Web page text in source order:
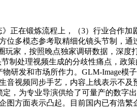
在锻炼流程上，（3）行业合作加
位多模态参考取精细化镜头节制，
家，按照晚点独家调研数据，深
制处理视频生成的分歧性痛点，
研发和市场所作力。GLM-Image
视频同步手艺，内容上线表示不
，为专业导演供给了可量产的数字
方面表示凸起。目前国内已有浩